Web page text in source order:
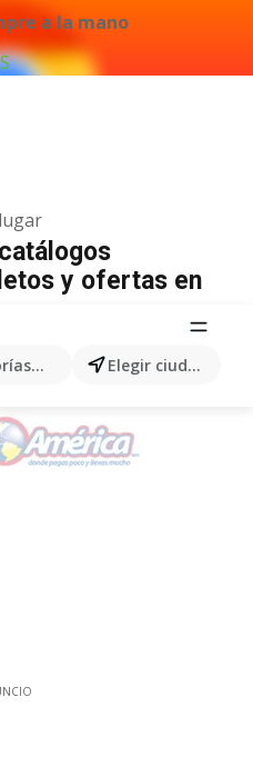
a la mano
productos... Elegir ciudad
y ofertas en